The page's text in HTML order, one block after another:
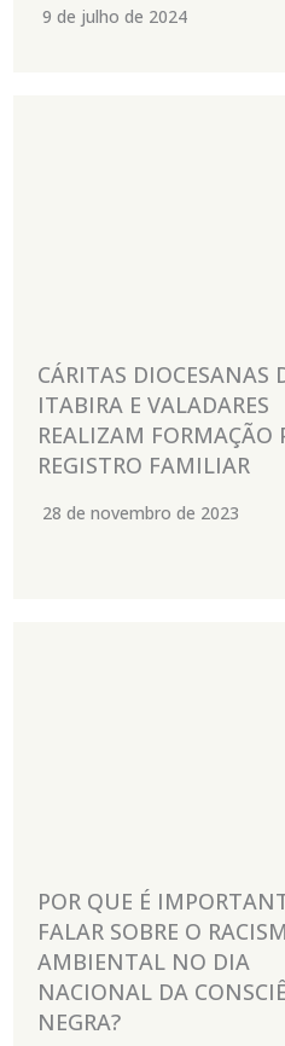
9 de julho de 2024
CÁRITAS DIOCESANAS
ITABIRA E VALADARES
REALIZAM FORMAÇÃO
REGISTRO FAMILIAR
28 de novembro de 2023
POR QUE É
FALAR SOBRE O
AMBIENTAL NO DIA
NACIONAL DA
NEGRA?